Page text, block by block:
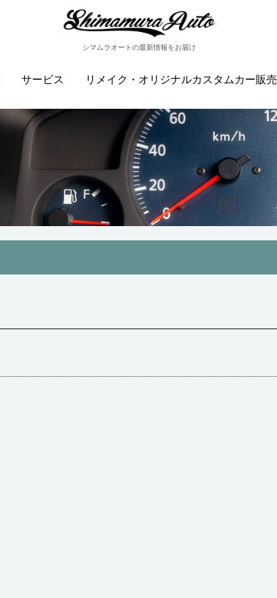
シマムラオートの最新情報をお届け
サービス リメイク・オリジナルカスタムカー販売